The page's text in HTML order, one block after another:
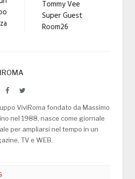
Tommy Vee
Super Guest
Room26
FacebookTwitter
ViviRoma fondato da Massimo
nel 1988, nasce come giornale
per ampliarsi nel tempo in un
TV e WEB.